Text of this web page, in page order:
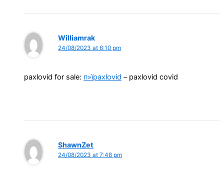
Williamrak
24/08/2023 at 6:10 pm
paxlovid for sale: п»їpaxlovid – paxlovid covid
ShawnZet
24/08/2023 at 7:48 pm